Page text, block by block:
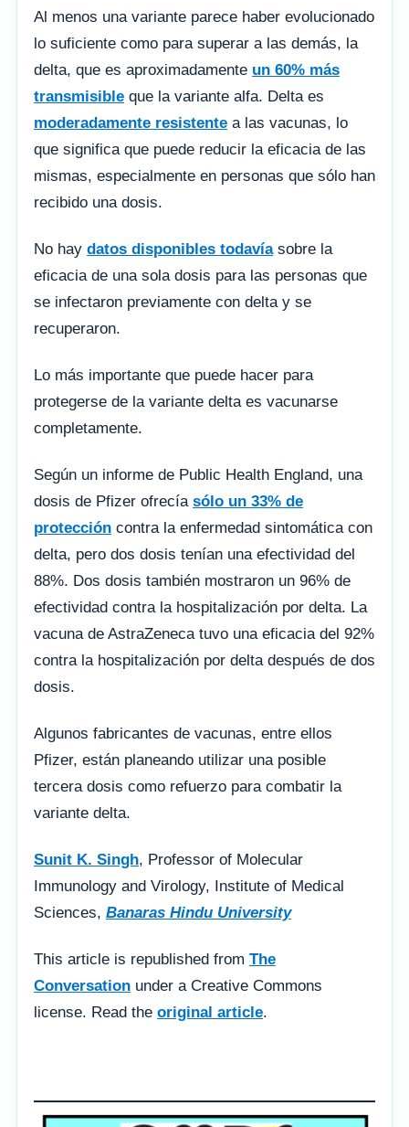
Al menos una variante parece haber evolucionado
lo suficiente como para superar a las demás, la
delta, que es aproximadamente un 60% más
transmisible que la variante alfa. Delta es
moderadamente resistente a las vacunas, lo
que significa que puede reducir la eficacia de las
mismas, especialmente en personas que sólo han
recibido una dosis.
No hay datos disponibles todavíasobre la
eficacia de una sola dosis para las personas que
se infectaron previamente con delta y se
recuperaron.
Lo más importante que puede hacer para
protegerse de la variante delta es vacunarse
completamente.
Según un informe de Public Health England, una
dosis de Pfizer ofrecía sólo un 33% de
protección contra la enfermedad sintomática con
delta, pero dos dosis tenían una efectividad del
88%. Dos dosis también mostraron un 96% de
efectividad contra la hospitalización por delta. La
vacuna de AstraZeneca tuvo una eficacia del 92%
contra la hospitalización por delta después de dos
dosis.
Algunos fabricantes de vacunas, entre ellos
Pfizer, están planeando utilizar una posible
tercera dosis como refuerzo para combatir la
variante delta.
Sunit K. Singh, Professor of Molecular
Immunology and Virology, Institute of Medical
Sciences, Banaras Hindu University
This article is republished from The
Conversation under a Creative Commons
license. Read the original article.